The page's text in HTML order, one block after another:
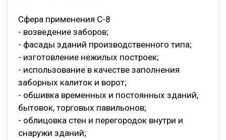
Сфера применения С-8
- возведение заборов;
- фасады зданий производственного типа;
- изготовление нежилых построек;
- использование в качестве заполнения
заборных калиток и ворот;
- обшивка временных и постоянных зданий,
бытовок, торговых павильонов;
- облицовка стен и перегородок внутри и
снаружи зданий;